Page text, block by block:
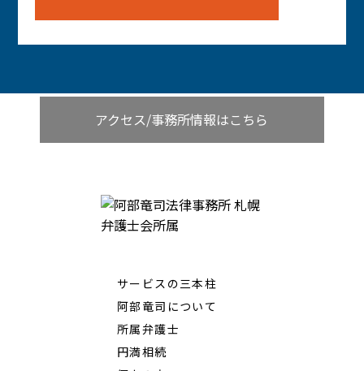
アクセス/事務所情報はこちら
サービスの三本柱
阿部竜司について
所属弁護士
円満相続